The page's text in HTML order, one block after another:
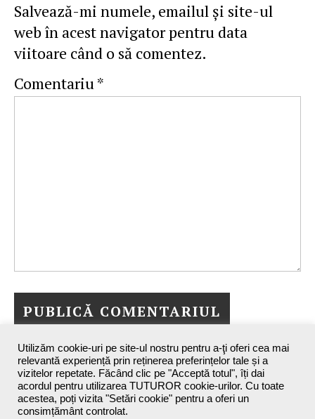
Salvează-mi numele, emailul și site-ul
web în acest navigator pentru data
viitoare când o să comentez.
Comentariu*
Utilizăm cookie-uri pe site-ul nostru pentru a-ţi oferi cea mai
relevantă experiență prin reținerea preferințelor tale și a
vizitelor repetate. Făcând clic pe "Acceptă totul", îți dai
acordul pentru utilizarea TUTUROR cookie-urilor. Cu toate
acestea, poți vizita "Setări cookie" pentru a oferi un
consimțământ controlat.